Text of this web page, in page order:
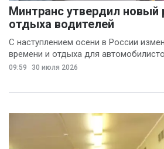
Минтранс утвердил новый
отдыха водителей
С наступлением осени в России
времени и отдыха для
09:59 30 июля 2026